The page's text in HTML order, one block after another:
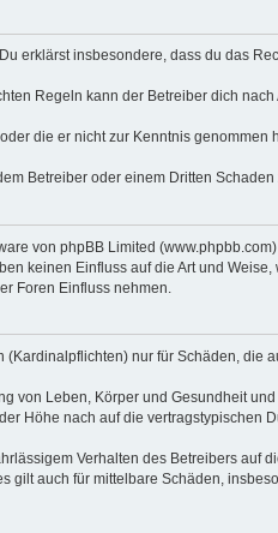
erklärst insbesondere, dass du das
Regeln kann der Betreiber dich
die er nicht zur Kenntnis genommen
Betreiber oder einem Dritten
von phpBB Limited
keinen Einfluss auf die Art und Weise,
Foren Einfluss nehmen.
nur für Schäden, die
von Leben, Körper und Gesundheit
Höhe nach auf die vertragstypischen
Verhalten des Betreibers auf
gilt auch für mittelbare Schäden,